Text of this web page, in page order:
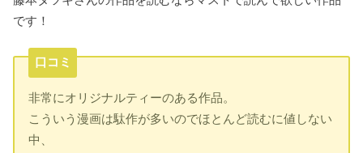
です！
口コミ
非常にオリジナルティーのある作品。
こういう漫画は駄作が多いのでほとんど読むに値しない
中、